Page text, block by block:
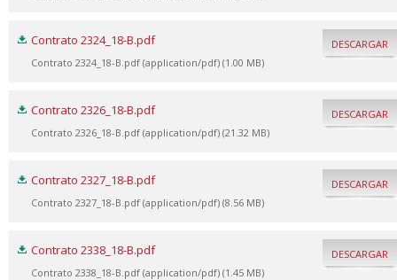
Contrato 2324_18-B.pdf
Contrato 2324_18-B.pdf (application/pdf) (1.00 MB)
DESCARGAR
Contrato 2326_18-B.pdf
Contrato 2326_18-B.pdf (application/pdf) (21.32 MB)
DESCARGAR
Contrato 2327_18-B.pdf
Contrato 2327_18-B.pdf (application/pdf) (8.56 MB)
DESCARGAR
Contrato 2338_18-B.pdf
Contrato 2338_18-B.pdf (application/pdf) (1.45 MB)
DESCARGAR